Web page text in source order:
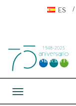
ES
Toggle navigation